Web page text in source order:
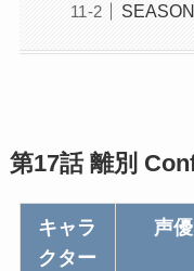
第17話 離別
キャラ
クター
声優